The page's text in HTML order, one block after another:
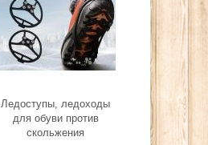
Ледоступы, ледоходы
для обуви против
скольжения